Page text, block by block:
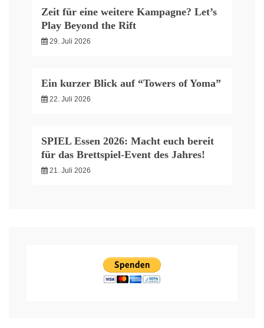
Zeit für eine weitere Kampagne? Let’s
Play Beyond the Rift
29. Juli 2026
Ein kurzer Blick auf “Towers of Yoma”
22. Juli 2026
SPIEL Essen 2026: Macht euch bereit
für das Brettspiel-Event des Jahres!
21. Juli 2026